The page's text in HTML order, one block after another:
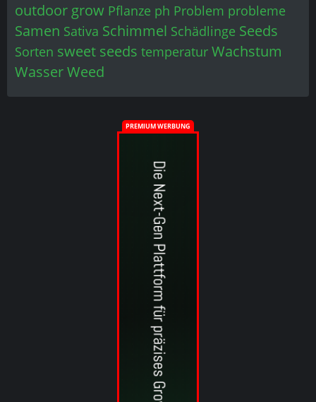
outdoor grow Pflanze ph Problem probleme
Samen Sativa Schimmel Schädlinge Seeds
Sorten sweet seeds temperatur Wachstum
WasserWeed
PREMIUM WERBUNG